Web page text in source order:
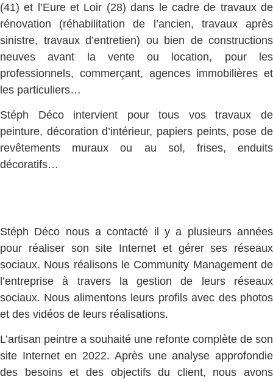
(41) et l’Eure et Loir (28) dans le cadre de travaux de
rénovation (réhabilitation de l’ancien, travaux après
sinistre, travaux d’entretien) ou bien de constructions
neuves avant la vente ou location, pour les
professionnels, commerçant, agences immobilières et
les particuliers…
Stéph Déco intervient pour tous vos travaux de
peinture, décoration d’intérieur, papiers peints, pose de
revêtements muraux ou au sol, frises, enduits
décoratifs…
Stéph Déco nous a contacté il y a plusieurs années
pour réaliser son site Internet et gérer ses réseaux
sociaux. Nous réalisons le Community Management de
l’entreprise à travers la gestion de leurs réseaux
sociaux. Nous alimentons leurs profils avec des photos
et des vidéos de leurs réalisations.
L’artisan peintre a souhaité une refonte complète de son
site Internet en 2022. Après une analyse approfondie
des besoins et des objectifs du client, nous avons